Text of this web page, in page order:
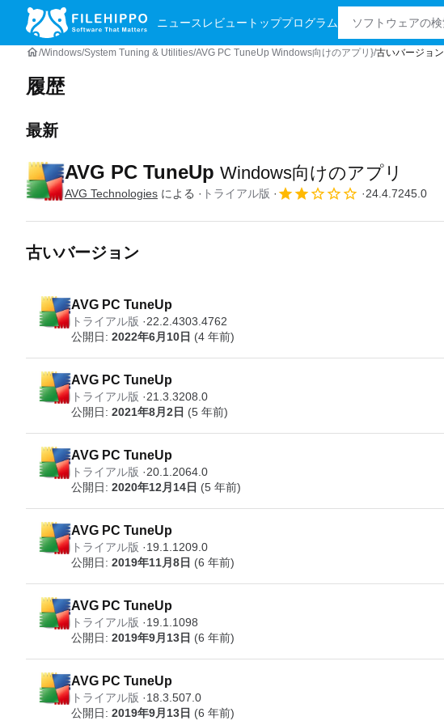
ニュース レビュー トッププログラム
Windows System Tuning & Utilities AVG PC TuneUp Windows向けのアプリ} 古いバージョン
履歴
最新
AVG PC TuneUp Windows向けのアプリ
AVG Technologies による トライアル版 24.4.7245.0
古いバージョン
AVG PC TuneUp
トライアル版
22.2.4303.4762
公開日: 2022年6月10日 (4 年前)
AVG PC TuneUp
トライアル版
21.3.3208.0
公開日: 2021年8月2日 (5 年前)
AVG PC TuneUp
トライアル版
20.1.2064.0
公開日: 2020年12月14日 (5 年前)
AVG PC TuneUp
トライアル版
19.1.1209.0
公開日: 2019年11月8日 (6 年前)
AVG PC TuneUp
トライアル版
19.1.1098
公開日: 2019年9月13日 (6 年前)
AVG PC TuneUp
トライアル版
18.3.507.0
公開日: 2019年9月13日 (6 年前)